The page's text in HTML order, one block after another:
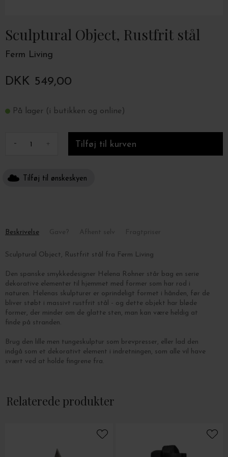
Sculptural Object, Rustfrit stål
Ferm Living
DKK 549,00
På lager (i butikken og online)
- +
Tilføj til ønskeskyen
Beskrivelse
Sculptural Object, Rustfrit stål fra Ferm Living
Den spanske smykkedesigner Helena Rohner står bag en serie
dekorative elementer til hjemmet med former som har rod i
naturen. Helenas skulpturer er oprindeligt formet i hånden, før de
bliver støbt i massivt rustfrit stål - og dette objekt har bløde
former, der minder om de glatte sten, man kan være heldig at
finde på stranden.
Brug den lille men tungeskulptur som brevpresser, eller lad den
indgå som et dekorativt element i indretningen, som alle vil have
svært ved at holde fingrene fra.
Vægt: 1 kg.
Relaterede produkter